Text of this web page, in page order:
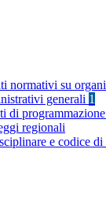
normativi su
generali 1
di
regionali
e codice di